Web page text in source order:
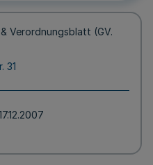
Verordnungsblatt (GV.
31